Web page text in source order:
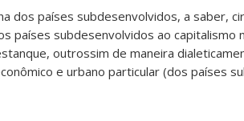
dos países subdesenvolvidos, a saber,
países subdesenvolvidos ao capitalismo
outrossim de maneira
e urbano particular (dos países